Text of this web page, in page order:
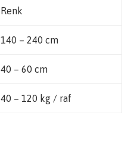
Renk
140 – 240 cm
40 – 60 cm
40 – 120 kg / raf